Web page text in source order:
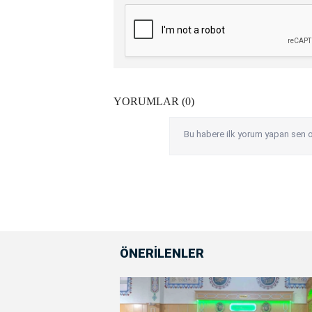
YORUMLAR (0)
Bu habere ilk yorum yapan sen
ÖNERİLENLER